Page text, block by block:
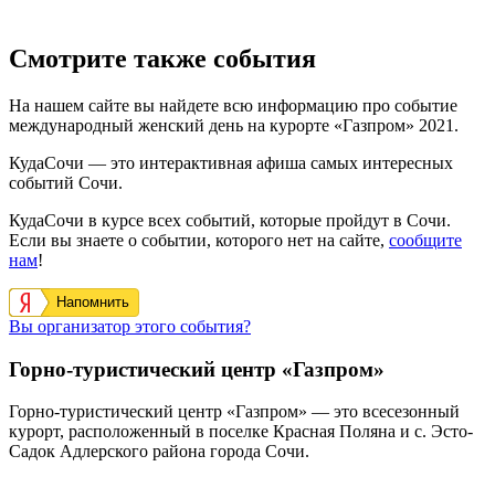
Смотрите также события
На нашем сайте вы найдете всю информацию про событие
международный женский день на курорте «Газпром» 2021.
КудаСочи — это интерактивная афиша самых интересных
событий Сочи.
КудаСочи в курсе всех событий, которые пройдут в Сочи.
Если вы знаете о событии, которого нет на сайте, сообщите
нам!
Напомнить
Вы организатор этого события?
Горно-туристический центр «Газпром»
Горно-туристический центр «Газпром» — это всесезонный
курорт, расположенный в поселке Красная Поляна и с. Эсто-
Садок Адлерского района города Сочи.